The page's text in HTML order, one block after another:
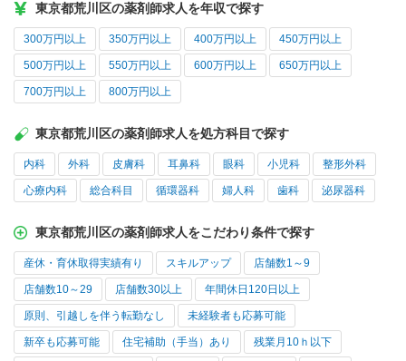
東京都荒川区の薬剤師求人を年収で探す
300万円以上 350万円以上 400万円以上 450万円以上
500万円以上 550万円以上 600万円以上 650万円以上
700万円以上 800万円以上
東京都荒川区の薬剤師求人を処方科目で探す
内科 外科 皮膚科 耳鼻科 眼科 小児科 整形外科
心療内科 総合科目 循環器科 婦人科 歯科 泌尿器科
東京都荒川区の薬剤師求人をこだわり条件で探す
産休・育休取得実績有り スキルアップ 店舗数1～9
店舗数10～29 店舗数30以上 年間休日120日以上
原則、引越しを伴う転勤なし 未経験者も応募可能
新卒も応募可能 住宅補助（手当）あり 残業月10ｈ以下